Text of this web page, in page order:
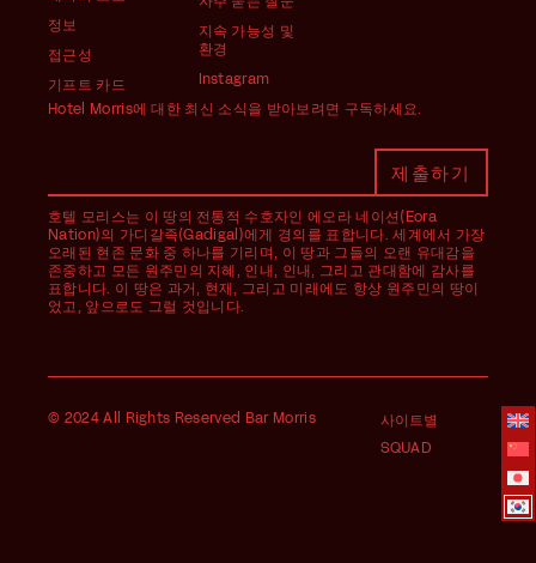
정보
접근성
기프트 카드
지속 가능성 및
환경
Instagram
Hotel Morris에 대한 최신 소식을 받아보려면 구독하세요.
호텔 모리스는 이 땅의 전통적 수호자인 에오라 네이션(Eora
Nation)의 가디갈족(Gadigal)에게 경의를 표합니다. 세계에서 가장
오래된 현존 문화 중 하나를 기리며, 이 땅과 그들의 오랜 유대감을
존중하고 모든 원주민의 지혜, 인내, 인내, 그리고 관대함에 감사를
표합니다. 이 땅은 과거, 현재, 그리고 미래에도 항상 원주민의 땅이
었고, 앞으로도 그럴 것입니다.
© 2024 All Rights Reserved Bar Morris
사이트별
SQUAD